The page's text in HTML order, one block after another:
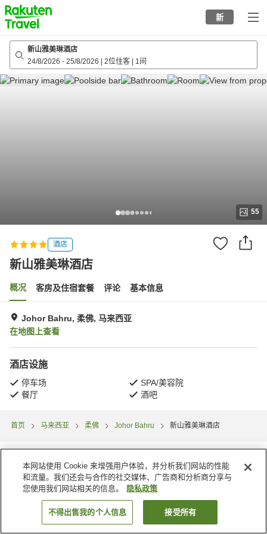
to
top
page
新
新山雅美琳酒店
24/8/2026 - 25/8/2026 2位住客 1间
55
酒店
新山雅美琳酒店
概况 客房及住宿套餐 评论 基本信息
Johor Bahru, 柔佛, 马来西亚
在地图上查看
酒店设施
停车场
SPA/美容院
餐厅
酒吧
首页 马来西亚 柔佛 Johor Bahru 新山雅美琳酒店
搜索客房
本网站使用 Cookie 来增强用户体验，并分析我们网站的性能
和流量。我们还会与合作的社交媒体、广告商和分析商分享与
您使用我们网站相关的信息。
隐私政策
不得出售我的个人信息 接受所有